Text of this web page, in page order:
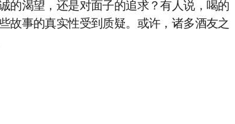
的渴望，还是对面子的追求？有人说，喝的
故事的真实性受到质疑。或许，诸多酒友之